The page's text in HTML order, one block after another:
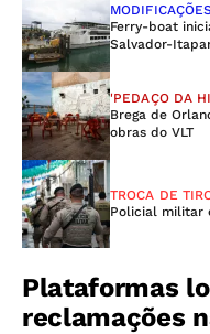
MODIFICAÇÕES
Ferry-boat
Salvador-
'PEDAÇO DA
Brega de
obras do VLT
TROCA DE
Policial militar
Plataformas
reclamações